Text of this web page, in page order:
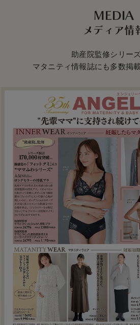
「短肌着」「コンビ肌着」「
ス」細かい部分まで先生にご
「ロンパース」お着替
る、最小限の紐とスナップ仕
吐き戻しした際に赤ちゃんの
ような、優しい色味、絵本の
のお肌に優しい綿100%素材で
け揃えておけばという本当に
厳選した
「出産準備3点セッ
た。
エンジェリーベ ベビーウェア
MEDIA
メディア情
助産院監修シリーズ
マタニティ情報誌にも多数掲